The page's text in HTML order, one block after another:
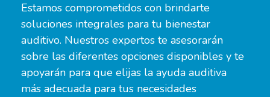
Estamos comprometidos con brindarte
soluciones integrales para tu bienestar
auditivo. Nuestros expertos te asesorarán
sobre las diferentes opciones disponibles y te
apoyarán para que elijas la ayuda auditiva
más adecuada para tus necesidades